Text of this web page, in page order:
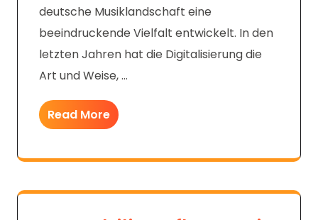
deutsche Musiklandschaft eine
beeindruckende Vielfalt entwickelt. In den
letzten Jahren hat die Digitalisierung die
Art und Weise, …
Read More